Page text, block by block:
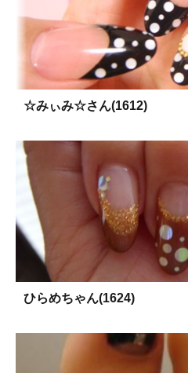
☆みぃみ☆さん(1612)
ひらめちゃん(1624)